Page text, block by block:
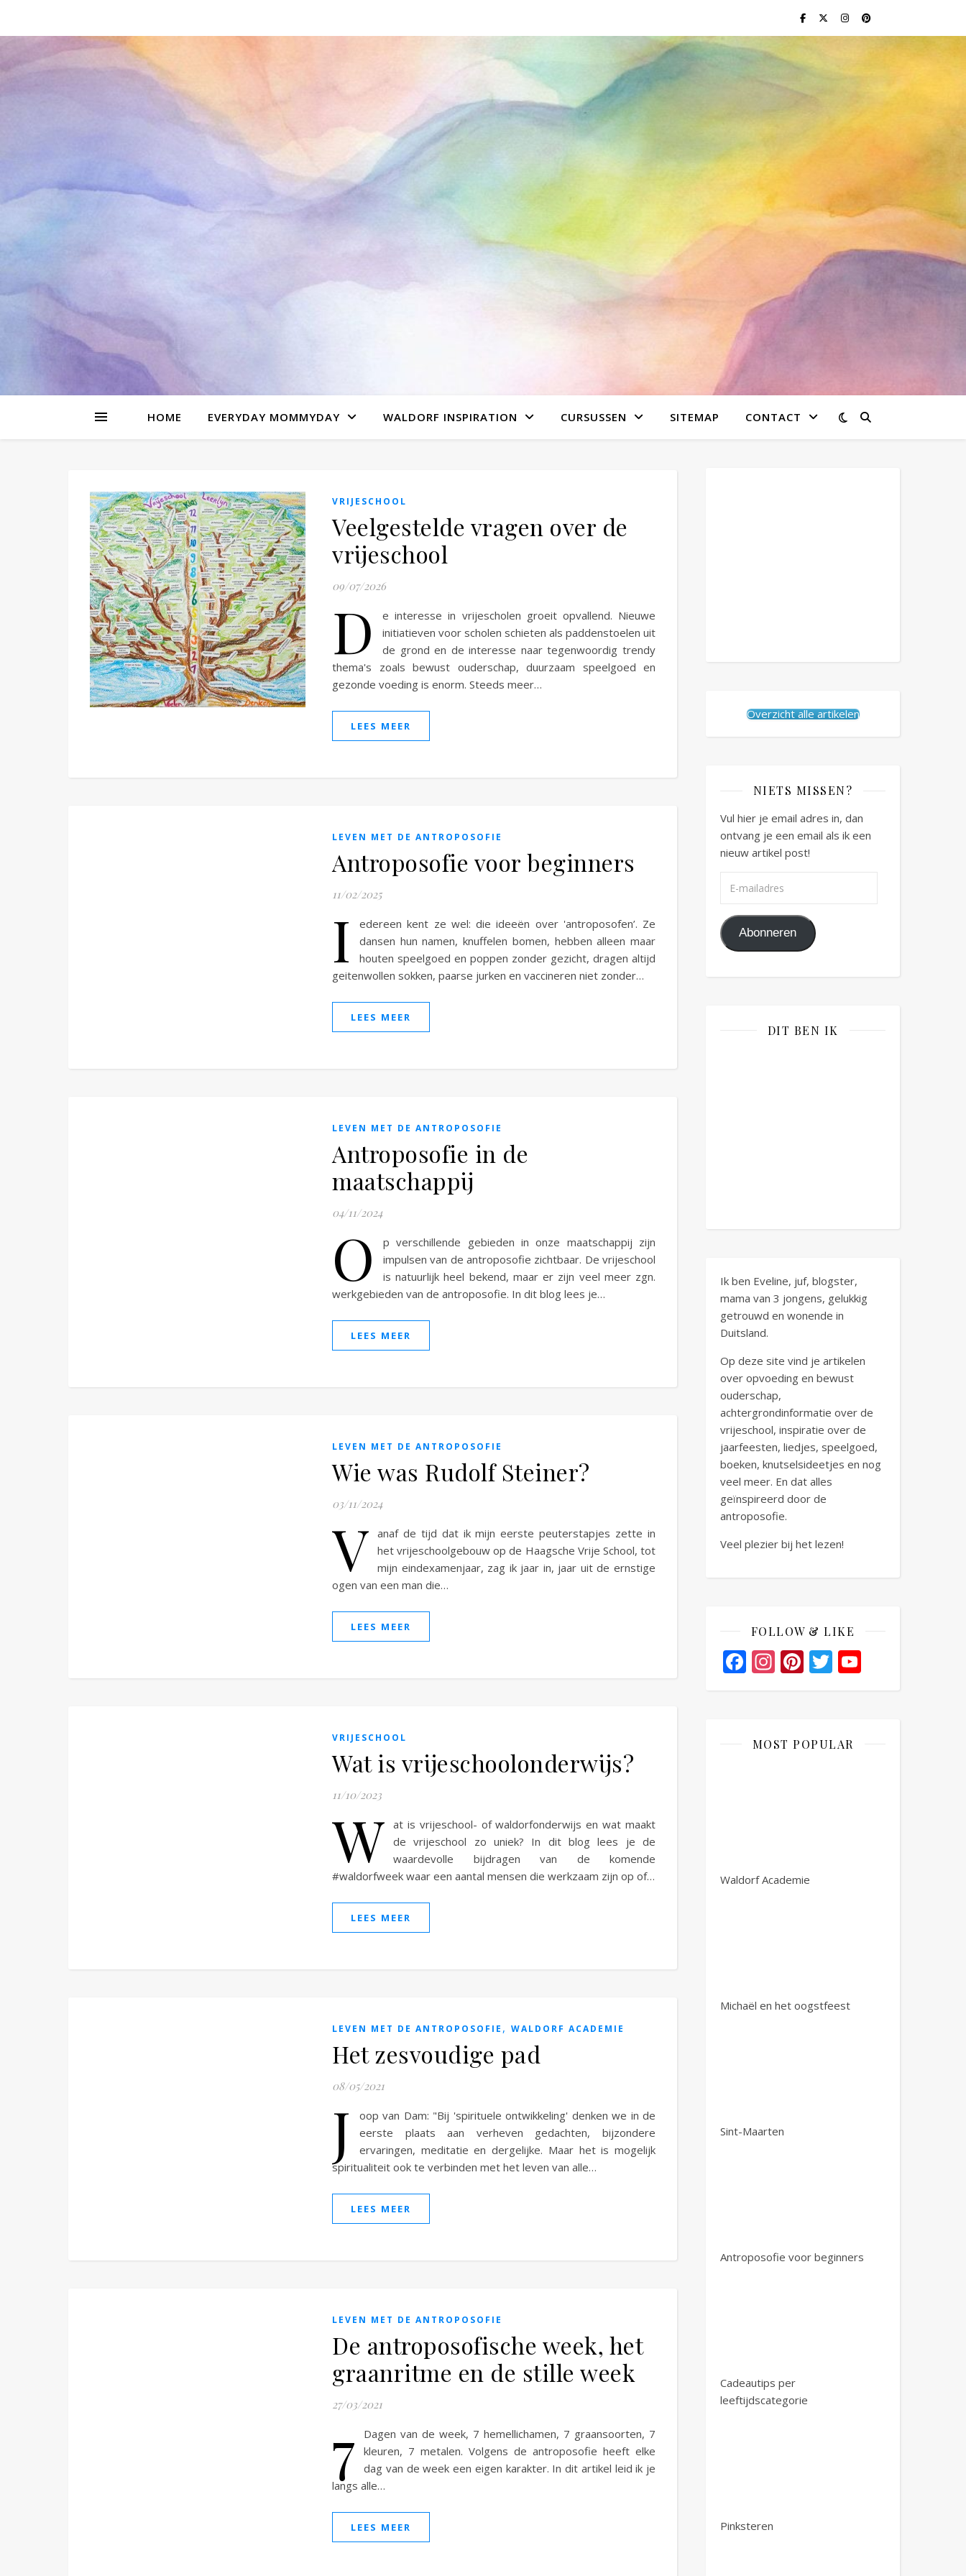
HOME EVERYDAY MOMMYDAY WALDORF INSPIRATION CURSUSSEN SITEMAP CONTACT
VRIJESCHOOL
Veelgestelde vragen over de
vrijeschool
09/07/2026
D
e interesse in vrijescholen groeit opvallend. Nieuwe
initiatieven voor scholen schieten als paddenstoelen uit
de grond en de interesse naar tegenwoordig trendy
thema's zoals bewust ouderschap, duurzaam speelgoed en
gezonde voeding is enorm. Steeds meer…
LEES MEER
LEVEN MET DE ANTROPOSOFIE
Antroposofie voor beginners
11/02/2025
I
edereen kent ze wel: die ideeën over 'antroposofen’. Ze
dansen hun namen, knuffelen bomen, hebben alleen maar
houten speelgoed en poppen zonder gezicht, dragen altijd
geitenwollen sokken, paarse jurken en vaccineren niet zonder…
LEES MEER
LEVEN MET DE ANTROPOSOFIE
Antroposofie in de
maatschappij
04/11/2024
O
p verschillende gebieden in onze maatschappij zijn
impulsen van de antroposofie zichtbaar. De vrijeschool
is natuurlijk heel bekend, maar er zijn veel meer zgn.
werkgebieden van de antroposofie. In dit blog lees je…
LEES MEER
LEVEN MET DE ANTROPOSOFIE
Wie was Rudolf Steiner?
03/11/2024
V anaf de tijd dat ik mijn eerste peuterstapjes zette in
het vrijeschoolgebouw op de Haagsche Vrije School, tot
mijn eindexamenjaar, zag ik jaar in, jaar uit de ernstige
ogen van een man die…
LEES MEER
VRIJESCHOOL
Wat is vrijeschoolonderwijs?
11/10/2023
W at is vrijeschool- of waldorfonderwijs en wat maakt
de vrijeschool zo uniek? In dit blog lees je de
waardevolle bijdragen van de komende
#waldorfweek waar een aantal mensen die werkzaam zijn op of…
LEES MEER
LEVEN MET DE ANTROPOSOFIE , WALDORF ACADEMIE
Het zesvoudige pad
08/05/2021
J
oop van Dam: "Bij 'spirituele ontwikkeling' denken we in de
eerste plaats aan verheven gedachten, bijzondere
ervaringen, meditatie en dergelijke. Maar het is mogelijk
spiritualiteit ook te verbinden met het leven van alle…
LEES MEER
LEVEN MET DE ANTROPOSOFIE
De antroposofische week, het
graanritme en de stille week
27/03/2021
7
Dagen van de week, 7 hemellichamen, 7 graansoorten, 7
kleuren, 7 metalen. Volgens de antroposofie heeft elke
dag van de week een eigen karakter. In dit artikel leid ik je
langs alle…
LEES MEER
Overzicht alle artikelen
NIETS MISSEN?
Vul hier je email adres in, dan
ontvang je een email als ik een
nieuw artikel post!
Abonneren
DIT BEN IK
Ik ben Eveline, juf, blogster,
mama van 3 jongens, gelukkig
getrouwd en wonende in
Duitsland.
Op deze site vind je artikelen
over opvoeding en bewust
ouderschap,
achtergrondinformatie over de
vrijeschool, inspiratie over de
jaarfeesten, liedjes, speelgoed,
boeken, knutselsideetjes en nog
veel meer. En dat alles
geïnspireerd door de
antroposofie.
Veel plezier bij het lezen!
FOLLOW & LIKE
Facebook
Instagram
Pinterest
Twitter
Channel
MOST POPULAR
Waldorf Academie
Michaël en het oogstfeest
Sint-Maarten
Antroposofie voor beginners
Cadeautips per
leeftijdscategorie
Pinksteren